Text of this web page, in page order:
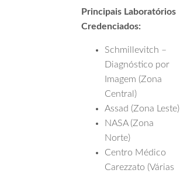
Principais Laboratórios
Credenciados:
Schmillevitch –
Diagnóstico por
Imagem (Zona
Central)
Assad (Zona Leste)
NASA (Zona
Norte)
Centro Médico
Carezzato (Várias